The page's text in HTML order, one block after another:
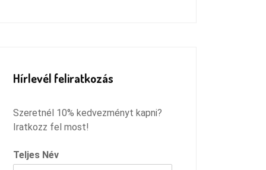
Hírlevél feliratkozás
Szeretnél 10% kedvezményt kapni?
Iratkozz fel most!
Teljes Név